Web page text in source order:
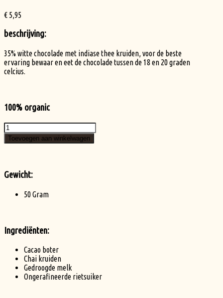
€ 5,95
beschrijving:
35% witte chocolade met indiase thee kruiden, voor de beste
ervaring bewaar en eet de chocolade tussen de 18 en 20 graden
celcius.
100% organic
White
Chai
Latte
Toevoegen aan winkelwagen
Gewicht:
50 Gram
Ingrediënten:
Cacao boter
Chai kruiden
Gedroogde melk
Ongerafineerde rietsuiker